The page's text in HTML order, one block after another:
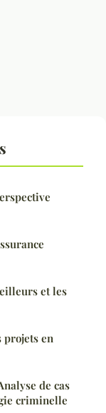
et les
projets en
de cas
criminelle